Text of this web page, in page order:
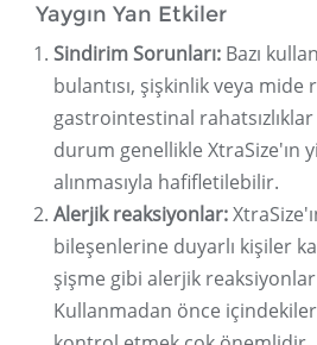
Yaygın Yan Etkiler
Sindirim Sorunları: Bazı
bulantısı, şişkinlik veya mide
gastrointestinal
durum genellikle XtraSize'ın
alınmasıyla hafifletilebilir.
Alerjik reaksiyonlar:
bileşenlerine duyarlı kişiler
şişme gibi alerjik
Kullanmadan önce